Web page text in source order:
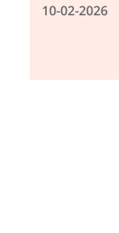
10-02-2026